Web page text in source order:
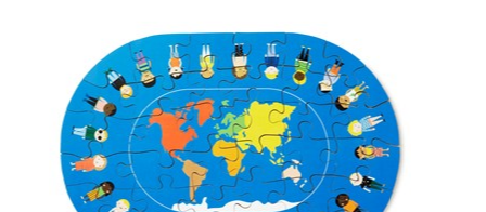
Skolförbrukning & kontorsmaterial
Logga in / Registrera dig
Hitta din säljare
Kontakta Lekolar